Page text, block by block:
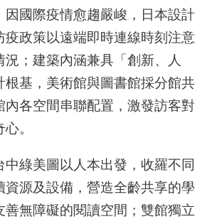
因國際疫情愈趨嚴峻，日本設計
疫政策以遠端即時連線時刻注意
況；建築內涵兼具「創新、人
根基，美術館與圖書館採分館共
內各空間串聯配置，激發訪客對
。
中綠美圖以人本出發，收羅不同
資源及設備，營造全齡共享的學
善無障礙的閱讀空間；雙館獨立